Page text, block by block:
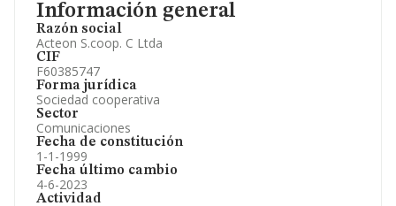
Información general
Razón social
Acteon S.coop. C Ltda
CIF
F60385747
Forma jurídica
Sociedad cooperativa
Sector
Comunicaciones
Fecha de constitución
1-1-1999
Fecha último cambio
4-6-2023
Actividad